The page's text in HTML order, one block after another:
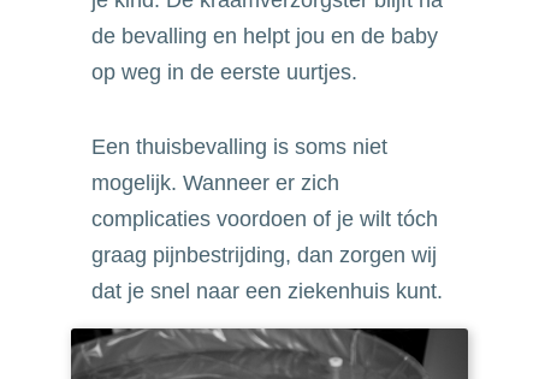
de bevalling en helpt jou en de baby
op weg in de eerste uurtjes.
Een thuisbevalling is soms niet
mogelijk. Wanneer er zich
complicaties voordoen of je wilt tóch
graag pijnbestrijding, dan zorgen wij
dat je snel naar een ziekenhuis kunt.